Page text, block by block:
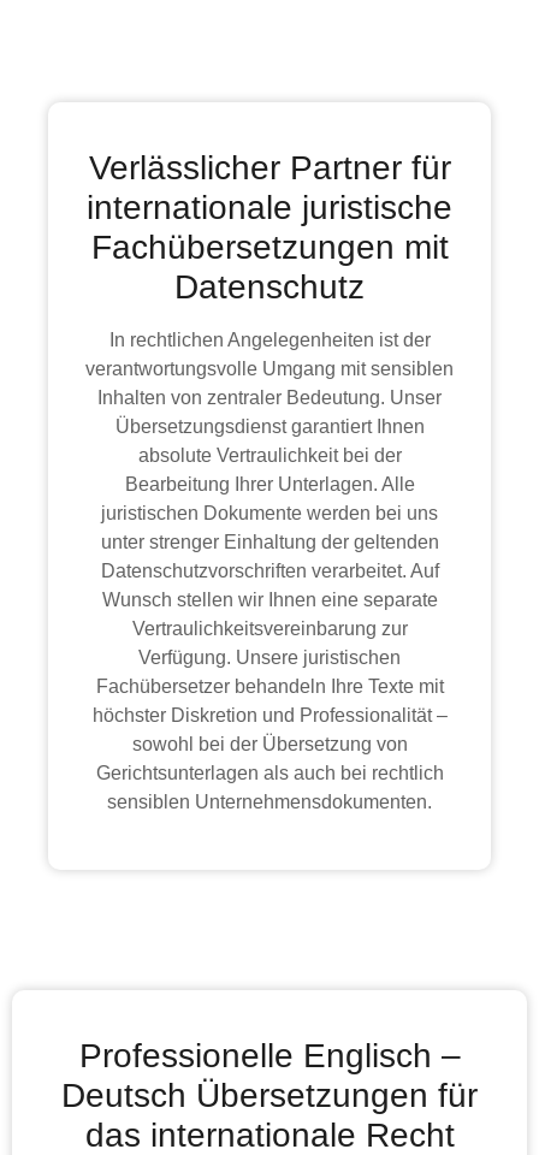
Verlässlicher Partner für
internationale juristische
Fachübersetzungen mit
Datenschutz
In rechtlichen Angelegenheiten ist der
verantwortungsvolle Umgang mit sensiblen
Inhalten von zentraler Bedeutung. Unser
Übersetzungsdienst garantiert Ihnen
absolute Vertraulichkeit bei der
Bearbeitung Ihrer Unterlagen. Alle
juristischen Dokumente werden bei uns
unter strenger Einhaltung der geltenden
Datenschutzvorschriften verarbeitet. Auf
Wunsch stellen wir Ihnen eine separate
Vertraulichkeitsvereinbarung zur
Verfügung. Unsere juristischen
Fachübersetzer behandeln Ihre Texte mit
höchster Diskretion und Professionalität –
sowohl bei der Übersetzung von
Gerichtsunterlagen als auch bei rechtlich
sensiblen Unternehmensdokumenten.
Professionelle Englisch –
Deutsch Übersetzungen für
das internationale Recht